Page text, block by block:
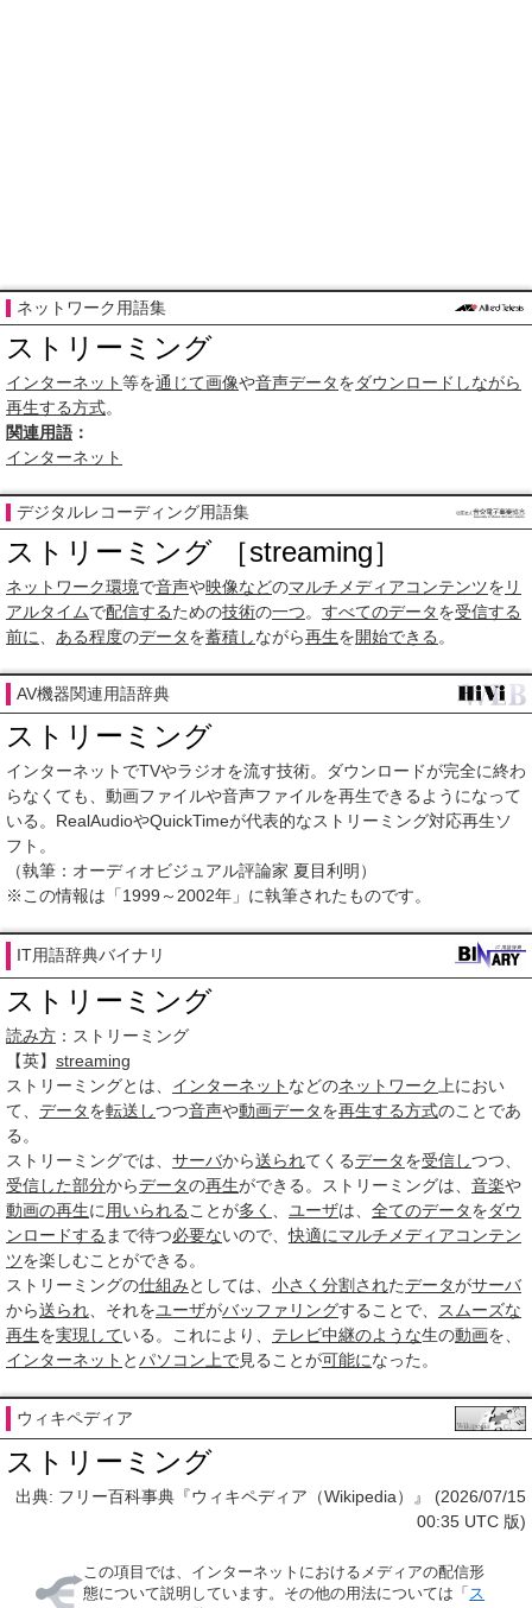
ネットワーク用語集
ストリーミング
インターネット等を通じて画像や音声データをダウンロード しながら
再生する方式。
関連用語 ：
インターネット
デジタルレコーディング用語集
ストリーミング ［streaming］
ネットワーク環境で音声や映像などのマルチメディアコンテンツを リ
アルタイムで配信するための技術の一つ。 すべてのデータを受信する
前に
ある程度のデータを蓄積しながら再生を開始できる 。
AV機器関連用語辞典
ストリーミング
インターネットでTVやラジオを流す技術。ダウンロードが完全に終わ
らなくても、動画ファイルや音声ファイルを再生できるようになって
いる。RealAudioやQuickTimeが代表的なストリーミング対応再生ソ
フト。
（執筆：オーディオビジュアル評論家 夏目利明）
※この情報は「1999～2002年」に執筆されたものです。
IT用語辞典バイナリ
ストリーミング
読み方 ：ストリーミング
【英】 streaming
ストリーミングとは、 インターネット などのネットワーク 上におい
て、 データを転送しつつ音声や動画データを再生する方式のことであ
る。
ストリーミングでは、 サーバから送られてくるデータを受信しつつ、
受信した部分からデータの再生ができる。ストリーミングは、 音楽や
動画の再生に 用いられる ことが多く ユーザは、 全てのデータをダウ
ンロードする まで待つ必要ないので、快適にマルチメディアコンテン
ツを楽しむことができる。
ストリーミングの仕組みとしては、 小さく 分割されたデータがサーバ
から送られ 、それをユーザがバッファリングすることで、
スムーズな
再生を実現している。これにより、 テレビ中継のような生の動画を、
インターネット とパソコン 上で見ることが可能になった。
ウィキペディア
ストリーミング
出典: フリー百科事典『ウィキペディア（Wikipedia）』 (2026/07/15
00:35 UTC 版)
この項目では、インターネットにおけるメディアの配信形
態について説明しています。その他の用法については「 ス